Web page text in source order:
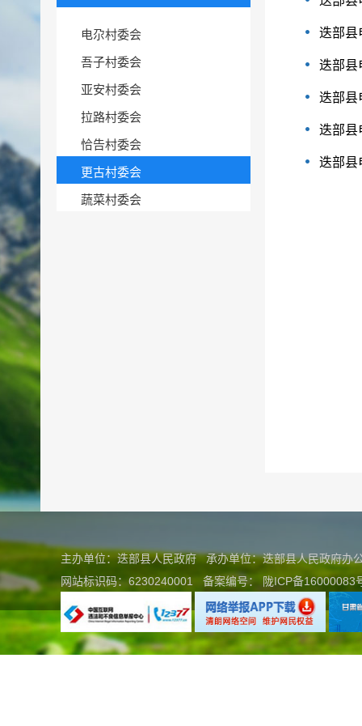
电尕村委会
吾子村委会
亚安村委会
拉路村委会
恰告村委会
更古村委会
蔬菜村委会
迭部县
迭部县
迭部县
迭部县
迭部县
主办单位：迭部县人民政府 承办单位：迭部县人民政府
网站标识码：6230240001
备案编号： 陇ICP备16000083